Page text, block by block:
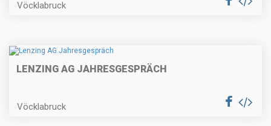
Vöcklabruck
LENZING AG JAHRESGESPRÄCH
Vöcklabruck